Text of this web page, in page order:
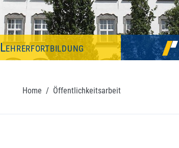
Lehrerfortbildung
Home / Öffentlichkeitsarbeit